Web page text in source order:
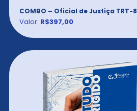
COMBO – Oficial de Justiça TRT-8
Valor: R$397,00